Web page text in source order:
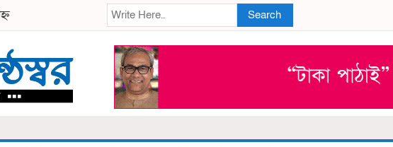
Search